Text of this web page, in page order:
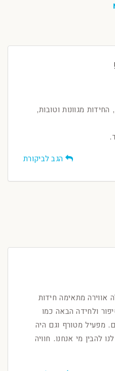
מגוונות וטובות,
הגב לביקורת
אווירה מתאימה חידות
ולחידה הבאה כמו
מפעיל מטורף וגם היה
להבין מי אנחנו. חוויה